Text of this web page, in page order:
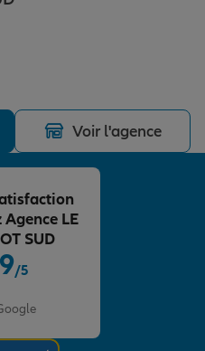
Voir l'agence
/5
LE
SUD